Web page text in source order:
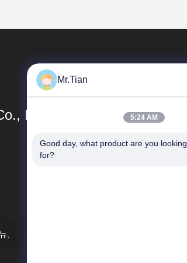
Ltd.
,
빠른 링크
Mr.Tian
5:24 AM
Good day, what product are you looking
for?